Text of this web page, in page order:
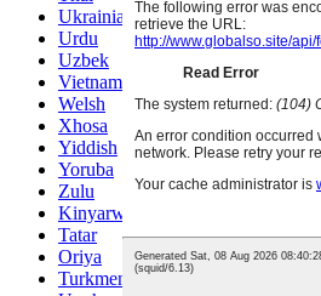
Ukrainian
Urdu
Uzbek
Vietnamese
Welsh
Xhosa
Yiddish
Yoruba
Zulu
Kinyarwanda
Tatar
Oriya
Turkmen